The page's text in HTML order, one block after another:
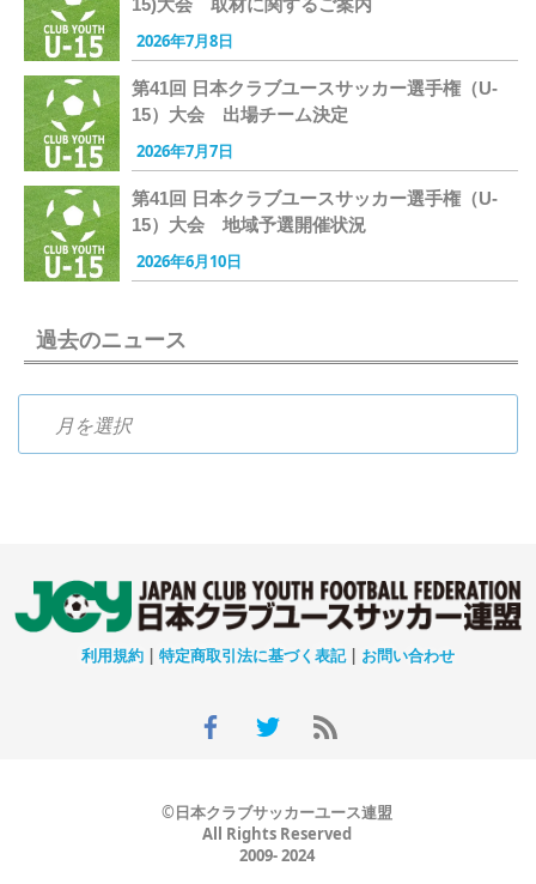
15)大会 取材に関するご案内
2026年7月8日
第41回 日本クラブユースサッカー選手権（U-
15）大会 出場チーム決定
2026年7月7日
第41回 日本クラブユースサッカー選手権（U-
15）大会 地域予選開催状況
2026年6月10日
過去のニュース
利用規約 | 特定商取引法に基づく表記| お問い合わせ
©日本クラブサッカーユース連盟
All Rights Reserved
2009- 2024